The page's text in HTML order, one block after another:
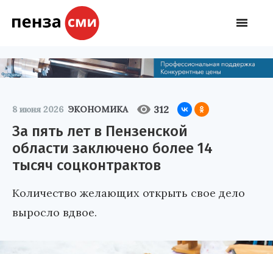
8 июня 2026 ЭКОНОМИКА 312
За пять лет в Пензенской
области заключено более 14
тысяч соцконтрактов
Количество желающих открыть свое дело
выросло вдвое.